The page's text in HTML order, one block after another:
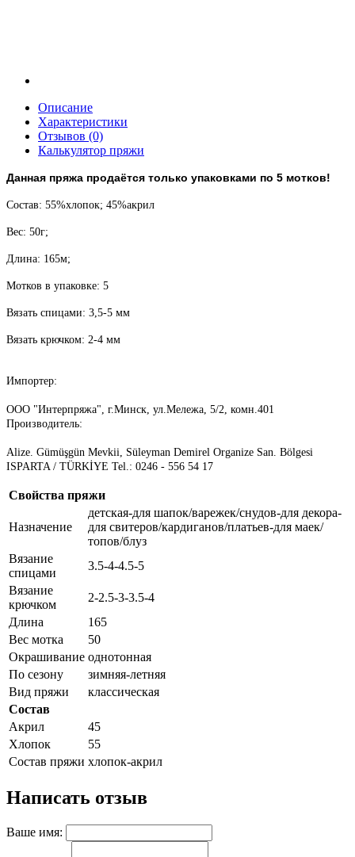
Описание
Характеристики
Отзывов (0)
Калькулятор пряжи
Данная пряжа продаётся только упаковками по 5 мотков!
Состав: 55%хлопок; 45%акрил
Вес: 50г;
Длина: 165м;
Мотков в упаковке: 5
Вязать спицами: 3,5-5 мм
Вязать крючком: 2-4 мм
Импортер:
ООО "Интерпряжа", г.Минск, ул.Мележа, 5/2, комн.401
Производитель:
Alize. Gümüşgün Mevkii, Süleyman Demirel Organize San. Bölgesi
ISPARTA / TÜRKİYE Tel.: 0246 - 556 54 17
Свойства пряжи
Назначение
детская-для шапок/варежек/снудов-для декора-
для свитеров/кардиганов/платьев-для маек/
топов/блуз
Вязание
спицами
3.5-4-4.5-5
Вязание
крючком
2-2.5-3-3.5-4
Длина
165
Вес мотка
50
Окрашивание однотонная
По сезону
зимняя-летняя
Вид пряжи
классическая
Состав
Акрил
45
Хлопок
55
Состав пряжи хлопок-акрил
Написать отзыв
Ваше имя: